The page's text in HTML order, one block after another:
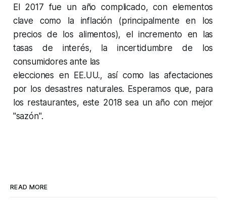
El 2017 fue un año complicado, con elementos
clave como la inflación (principalmente en los
precios de los alimentos), el incremento en las
tasas de interés, la incertidumbre de los
consumidores ante las
elecciones en EE.UU., así como las afectaciones
por los desastres naturales. Esperamos que, para
los restaurantes, este 2018 sea un año con mejor
"sazón".
READ MORE